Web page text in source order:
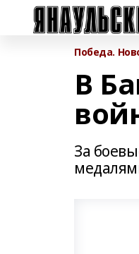
Победа.
В
За